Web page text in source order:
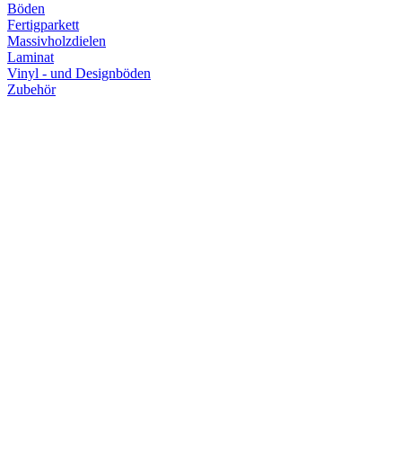
Böden
Fertigparkett
Massivholzdielen
Laminat
Vinyl - und Designböden
Zubehör